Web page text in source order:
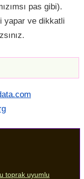
pas gibi).
yapar ve dikkatli
toprak uyumlu